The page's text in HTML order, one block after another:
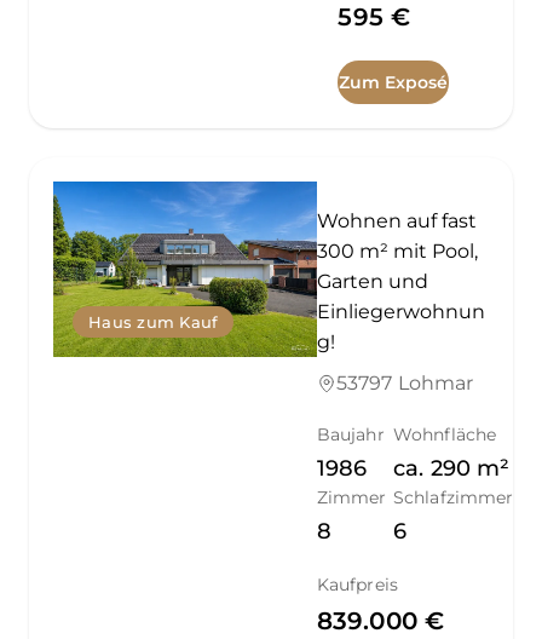
595 €
Zum Exposé
Haus zum Kauf
Wohnen auf fast
300 m² mit Pool,
Garten und
Einliegerwohnun
g!
53797 Lohmar
Baujahr
1986
Wohnfläche
ca. 290 m²
Zimmer
8
Schlafzimmer
6
Kaufpreis
839.000 €